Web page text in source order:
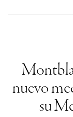
nuevo
su